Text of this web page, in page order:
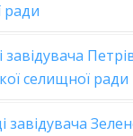
ради
селищної ради